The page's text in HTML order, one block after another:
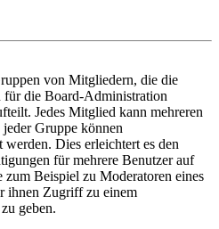
von Mitgliedern, die die
die Board-Administration
Jedes Mitglied kann mehreren
Gruppe können
Dies erleichtert es den
für mehrere Benutzer auf
zum Beispiel zu Moderatoren eines
ihnen Zugriff zu einem
geben.